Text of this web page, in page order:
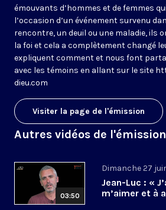
émouvants d’hommes et de femmes
l’occasion d’un événement survenu
rencontre, un deuil ou une maladie, ils
la foi et cela a complètement changé
expliquent comment et nous font
avec les témoins en allant sur le site
dieu.com
Visiter la page de l'émission
Autres vidéos de l'émission
03:50
Dimanche 27
Jean-Luc : «
m’aimer et à